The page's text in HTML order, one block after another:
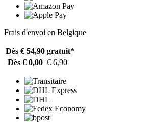
Frais d'envoi en Belgique
Dès € 54,90 gratuit*
Dès € 0,00 € 6,90